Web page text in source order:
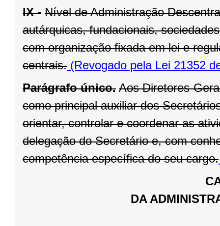
IX - Nível de Administração
autárquicas, fundacionais,
com organização fixada em lei e
centrais. (Revogado pela Lei 21352
Parágrafo único. Aos Diretores-
como principal auxiliar dos
orientar, controlar e coordenar as
delegação do Secretário e, com
competência específica do seu cargo.
DA